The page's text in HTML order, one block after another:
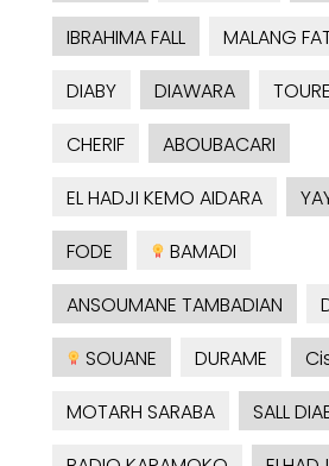
IBRAHIMA FALL
MALANG
DIABY
DIAWARA TOURE
CHERIF
ABOUBACARI
EL HADJI KEMO AIDARA
FODE
BAMADI
ANSOUMANE TAMBADIAN
SOUANE
DURAME
MOTARH SARABA
SALL